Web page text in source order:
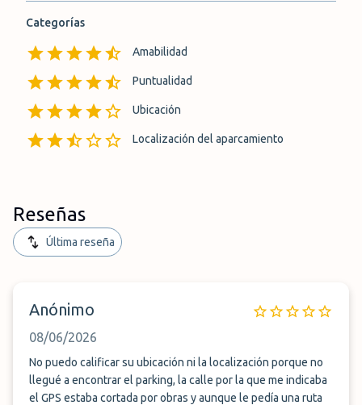
Categorías
Amabilidad
Puntualidad
Ubicación
Localización del aparcamiento
Reseñas
Última reseña
Anónimo
08/06/2026
No puedo calificar su ubicación ni la localización porque no
llegué a encontrar el parking, la calle por la que me indicaba
el GPS estaba cortada por obras y aunque le pedía una ruta